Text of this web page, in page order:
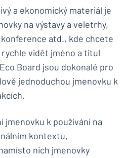
a ekonomický materiál je
na výstavy a veletrhy,
atd., kde chcete
vidět jméno a titul
Board jsou dokonalé pro
jednoduchou jmenovku k
jmenovku k používání na
kontextu,
nich jmenovky